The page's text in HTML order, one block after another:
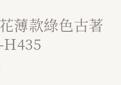
薄款綠色古著